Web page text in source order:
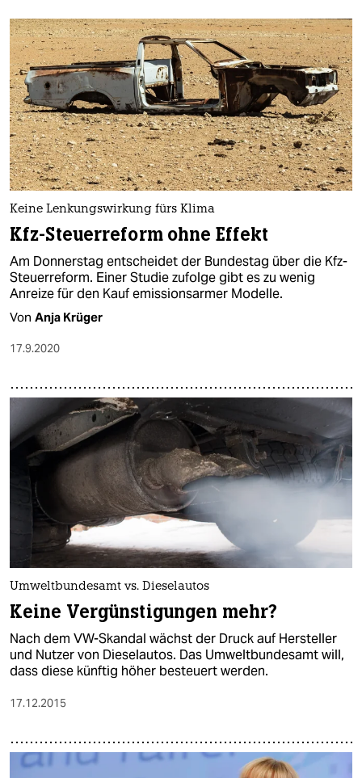
Keine Lenkungswirkung fürs Klima
Kfz-Steuerreform ohne Effekt
Am Donnerstag entscheidet der Bundestag über die Kfz-
Steuerreform. Einer Studie zufolge gibt es zu wenig
Anreize für den Kauf emissionsarmer Modelle.
Von Anja Krüger
17.9.2020
Umweltbundesamt vs. Dieselautos
Keine Vergünstigungen mehr?
Nach dem VW-Skandal wächst der Druck auf Hersteller
und Nutzer von Dieselautos. Das Umweltbundesamt will,
dass diese künftig höher besteuert werden.
17.12.2015